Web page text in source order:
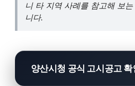
니 타 지역 사례를 참고해 보
니다.
양산시청 공식 고시공고 확